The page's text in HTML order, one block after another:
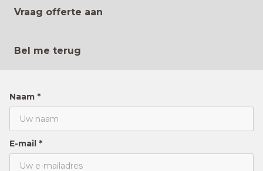
Vraag offerte aan
Bel me terug
Naam *
E-mail *